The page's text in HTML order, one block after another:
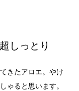
しっとり
きたアロエ。やけ
ゃると思います。